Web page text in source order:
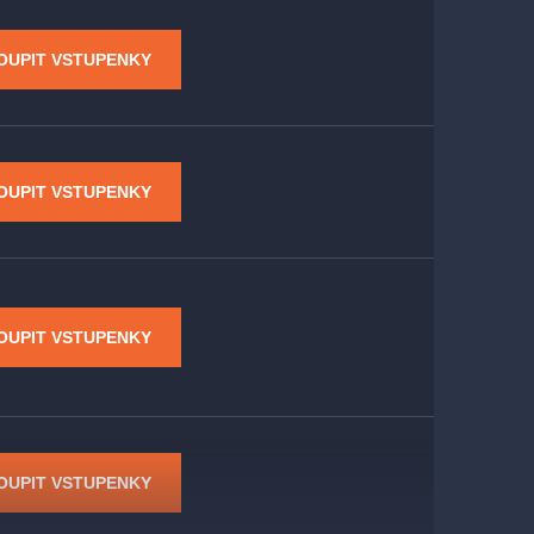
VSTUPENKY
VSTUPENKY
VSTUPENKY
VSTUPENKY